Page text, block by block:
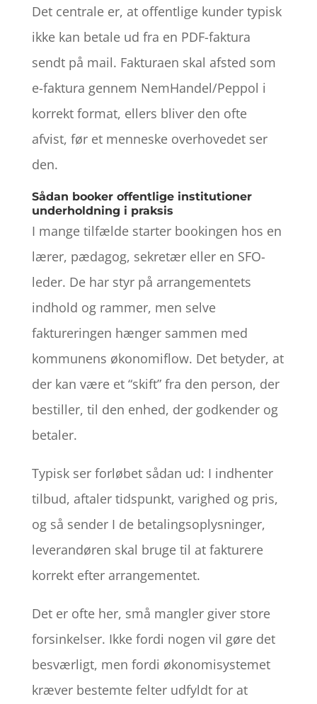
Det centrale er, at offentlige kunder typisk
ikke kan betale ud fra en PDF-faktura
sendt på mail. Fakturaen skal afsted som
e-faktura gennem NemHandel/Peppol i
korrekt format, ellers bliver den ofte
afvist, før et menneske overhovedet ser
den.
Sådan booker offentlige institutioner
underholdning i praksis
I mange tilfælde starter bookingen hos en
lærer, pædagog, sekretær eller en SFO-
leder. De har styr på arrangementets
indhold og rammer, men selve
faktureringen hænger sammen med
kommunens økonomiflow. Det betyder, at
der kan være et “skift” fra den person, der
bestiller, til den enhed, der godkender og
betaler.
Typisk ser forløbet sådan ud: I indhenter
tilbud, aftaler tidspunkt, varighed og pris,
og så sender I de betalingsoplysninger,
leverandøren skal bruge til at fakturere
korrekt efter arrangementet.
Det er ofte her, små mangler giver store
forsinkelser. Ikke fordi nogen vil gøre det
besværligt, men fordi økonomisystemet
kræver bestemte felter udfyldt for at